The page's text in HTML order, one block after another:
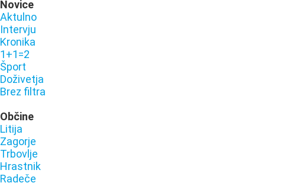
Novice
Aktulno
Intervju
Kronika
1+1=2
Šport
Doživetja
Brez filtra
Občine
Litija
Zagorje
Trbovlje
Hrastnik
Radeče